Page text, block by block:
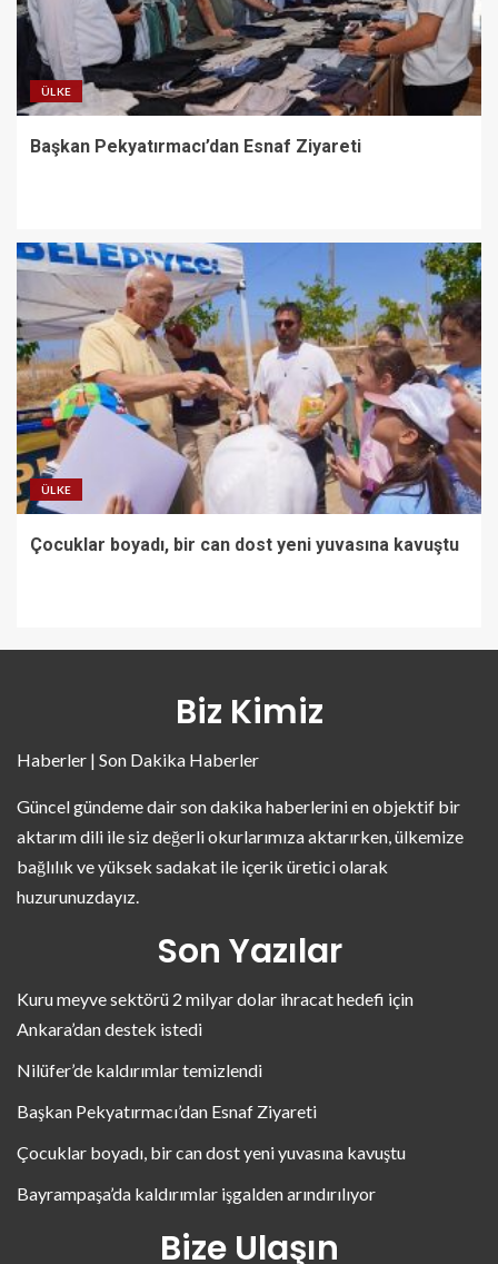
ÜLKE
Başkan Pekyatırmacı’dan Esnaf Ziyareti
ÜLKE
Çocuklar boyadı, bir can dost yeni yuvasına kavuştu
Biz Kimiz
Haberler | Son Dakika Haberler
Güncel gündeme dair son dakika haberlerini en objektif bir
aktarım dili ile siz değerli okurlarımıza aktarırken, ülkemize
bağlılık ve yüksek sadakat ile içerik üretici olarak
huzurunuzdayız.
Son Yazılar
Kuru meyve sektörü 2 milyar dolar ihracat hedefi için
Ankara’dan destek istedi
Nilüfer’de kaldırımlar temizlendi
Başkan Pekyatırmacı’dan Esnaf Ziyareti
Çocuklar boyadı, bir can dost yeni yuvasına kavuştu
Bayrampaşa’da kaldırımlar işgalden arındırılıyor
Bize Ulaşın